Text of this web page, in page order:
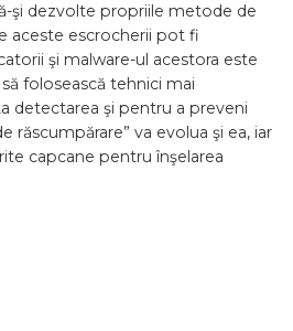
şi dezvolte propriile metode de
aceste escrocherii pot fi
şi malware-ul acestora este
folosească tehnici mai
detectarea şi pentru a preveni
răscumpărare” va evolua şi ea, iar
capcane pentru înşelarea